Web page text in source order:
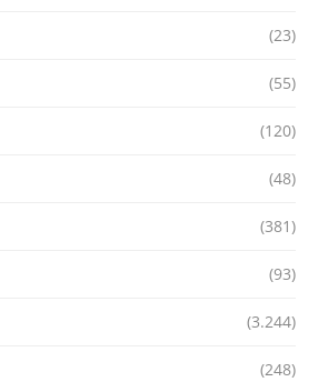
(23)
(55)
(120)
(48)
(381)
(93)
(3.244)
(248)